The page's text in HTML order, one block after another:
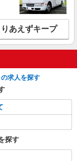
当：10,000円/1回
初任者研修 ・実務
りあえずキープ
求人を探す
探す